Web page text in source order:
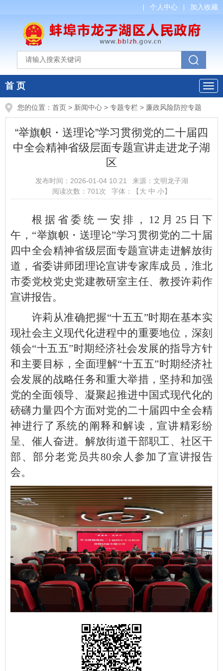
个人中心 加入收藏
首 页
您的位置： 首页 > 新闻中心 > 专题专栏 > 廉政风险防控专题
“举旗帜・送理论”学习贯彻党的二十届四
中全会精神省级层面专题宣讲走进龙子湖
区
发布时间： 2026-01-04 10:21 来源： 文明龙子湖
阅读次数： 701 次 字体：【大 中 小】
根据省委统一安排，12月25日下
午，“举旗帜・送理论”学习贯彻党的二十届
四中全会精神省级层面专题宣讲走进解放街
道，省委讲师团理论宣讲专家库成员，淮北
市委党校党史党建教研室主任、教授许莉作
宣讲报告。
许莉从准确把握“十五五”时期在基本实
现社会主义现代化进程中的重要地位，深刻
领会“十五五”时期经济社会发展的指导方针
和主要目标，全面理解“十五五”时期经济社
会发展的战略任务和重大举措，坚持和加强
党的全面领导、凝聚起推进中国式现代化的
磅礴力量四个方面对党的二十届四中全会精
神进行了系统的阐释和解读，宣讲精彩纷
呈、催人奋进。解放街道干部职工、社区干
部、部分老党员共80余人参加了宣讲报告
会。